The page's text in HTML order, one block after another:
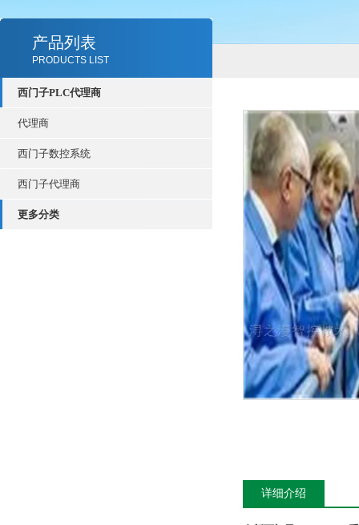
产品列表
PRODUCTS LIST
西门子PLC代理商
代理商
西门子数控系统
西门子代理商
更多分类
详细介绍